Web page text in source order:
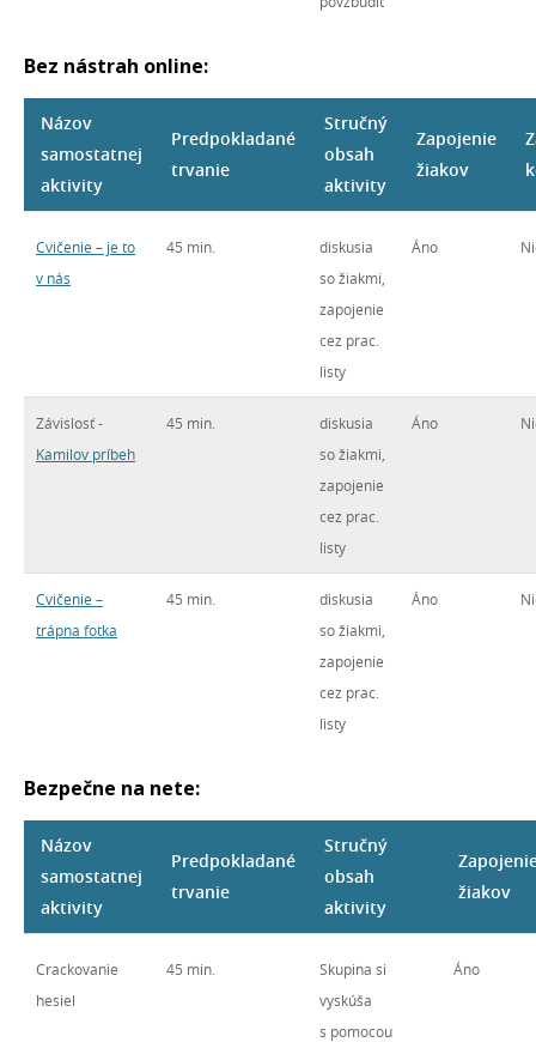
Bez nástrah online:
Názov
samostatnej
aktivity
Predpokladané
trvanie
Stručný
obsah
aktivity
Zapojenie
žiakov
Cvičenie – je to
v nás
45 min.
diskusia
so žiakmi,
zapojenie
cez prac.
listy
Áno
Závislosť -
Kamilov príbeh
45 min.
diskusia
so žiakmi,
zapojenie
cez prac.
listy
Áno
Cvičenie –
trápna fotka
45 min.
diskusia
so žiakmi,
zapojenie
cez prac.
listy
Áno
Bezpečne na nete:
Názov
samostatnej
aktivity
Predpokladané
trvanie
Stručný
obsah
aktivity
žiakov
Crackovanie
hesiel
45 min.
Skupina si
vyskúša
s pomocou
Áno